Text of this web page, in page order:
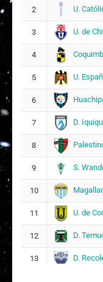
2 U.
3 U. de
4
5 U.
6
7 D.
8
9 S.
10
11 U. de
12 D.
13 D.